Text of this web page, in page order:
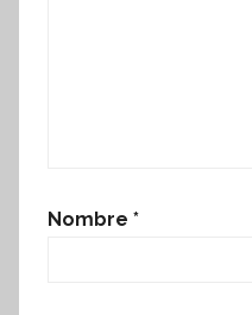
Nombre *